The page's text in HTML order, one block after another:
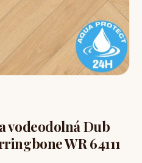
vodeodolná Dub
WR 64111